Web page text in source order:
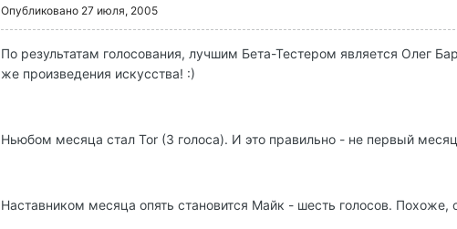
Опубликовано 27 июля, 2005
По результатам голосования, лучшим Бета-Тестером является Олег
же произведения искусства! :)
Ньюбом месяца стал Tor (3 голоса). И это правильно - не первый
Наставником месяца опять становится Майк - шесть голосов.